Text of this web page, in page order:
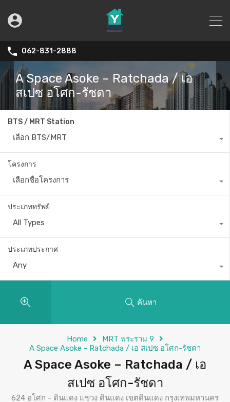
062-831-2888
A Space Asoke – Ratchada / เอ
สเปซ อโศก-รัชดา
BTS / MRT Station
เลือก BTS/MRT
โครงการ
เลือกชื่อโครงการ
ประเภททรัพย์
All Types
ประเภทประกาศ
Any
ค้นหา
Home
MRT พระราม 9
A Space Asoke - Ratchada / เอ สเปซ อโศก-รัชดา
A Space Asoke – Ratchada / เอ
สเปซ อโศก-รัชดา
624 อโศก - ดินแดง แขวง ดินแดง เขตดินแดง กรุงเทพมหานคร